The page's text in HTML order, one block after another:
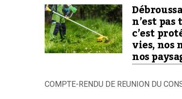
n’est
c’est
vies, nos
nos
COMPTE-RENDU DE REUNION DU